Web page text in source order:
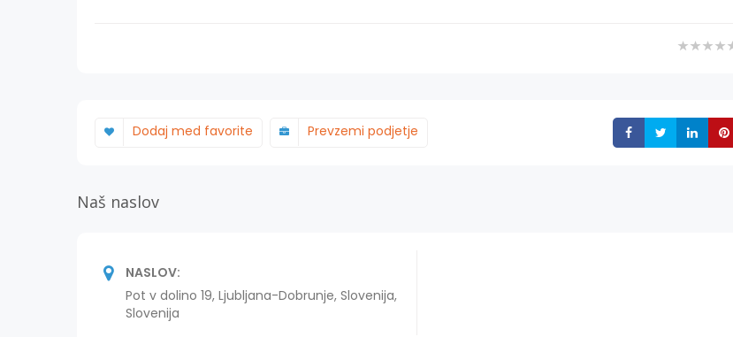
Dodaj med favorite Prevzemi podjetje Deli Deli Deli
Naš naslov
NASLOV:
Pot v dolino 19, Ljubljana-Dobrunje, Slovenija,
Slovenija